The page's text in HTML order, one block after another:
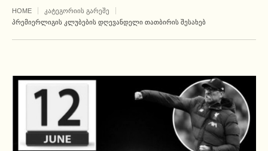
HOME
ᲙᲐᲢᲔᲒᲝᲠᲘᲘᲡ ᲒᲐᲠᲔᲨᲔ
ᲞᲠᲔᲛᲘᲔᲠᲚᲘᲒᲘᲡ ᲙᲚᲣᲑᲔᲑᲘᲡ ᲓᲦᲔᲕᲐᲜᲓᲔᲚᲘ ᲗᲐᲗᲑᲘᲠᲘᲡ ᲨᲔᲡᲐᲮᲔᲑ